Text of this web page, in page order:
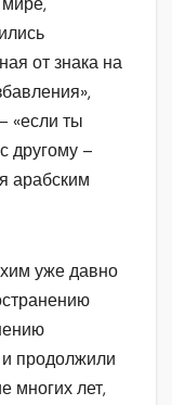
от знака на
«если ты
другому –
арабским
уже давно
и продолжили
многих лет,